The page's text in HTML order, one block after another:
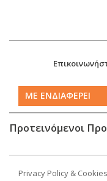
ΜΕ ΕΝΔΙΑΦΕΡΕΙ
Προτεινόμενοι
Privacy Policy & Cookies